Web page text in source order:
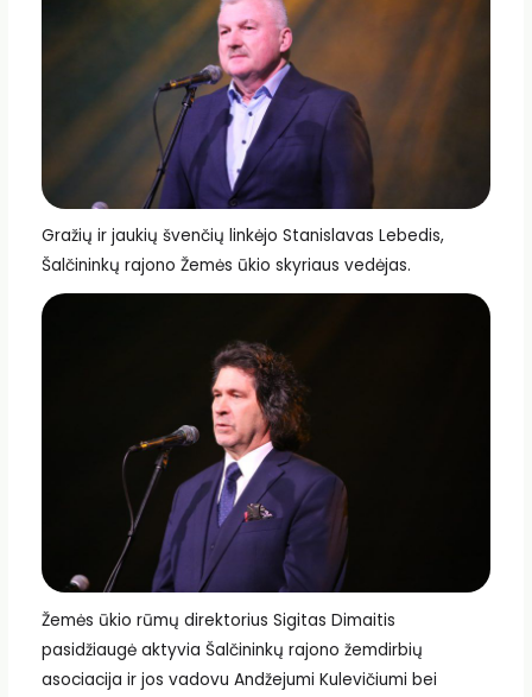
Gražių ir jaukių švenčių linkėjo Stanislavas Lebedis,
Šalčininkų rajono Žemės ūkio skyriaus vedėjas.
Žemės ūkio rūmų direktorius Sigitas Dimaitis
pasidžiaugė aktyvia Šalčininkų rajono žemdirbių
asociacija ir jos vadovu Andžejumi Kulevičiumi bei